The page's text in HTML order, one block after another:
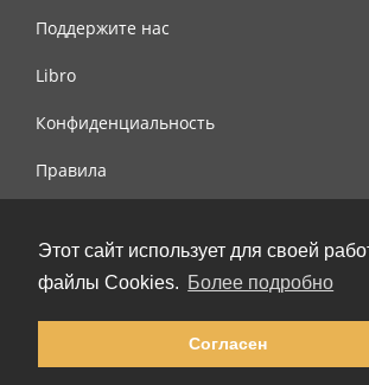
Этот сайт использует для своей
файлы Cookies. Более подробно
Согласен
Поддержите нас
Libro
Конфиденциальность
Правила
© 2002-2026 lernu.net |